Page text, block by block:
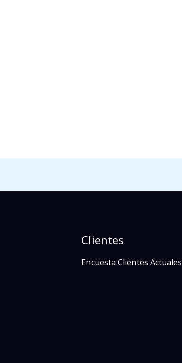
Clientes
Encuesta Clientes Actuales